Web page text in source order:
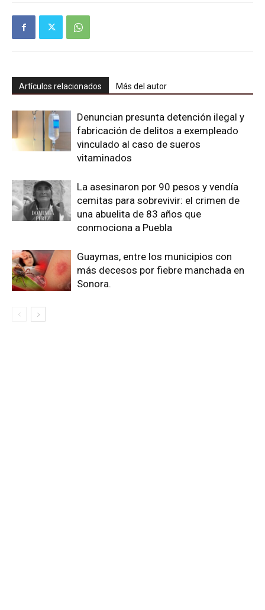
Artículos relacionados Más del autor
Denuncian presunta detención ilegal y
fabricación de delitos a exempleado
vinculado al caso de sueros
vitaminados
La asesinaron por 90 pesos y vendía
cemitas para sobrevivir: el crimen de
una abuelita de 83 años que
conmociona a Puebla
Guaymas, entre los municipios con
más decesos por fiebre manchada en
Sonora.